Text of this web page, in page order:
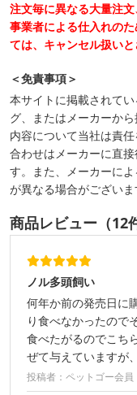
注文毎に異なる大量注
事業者による仕入れの
ては、キャンセル扱いと
＜免責事項＞
本サイトに掲載されて
グ、またはメーカーか
内容について当社は責
合わせはメーカーに直
す。また、メーカーに
が異なる場合がございま
商品レビュー（12
ノル多頭飼い
何年か前の発売日に
り食べなかったので
食べたがるのでこち
ぜて与えていますが
投稿者：ペットゴー会員